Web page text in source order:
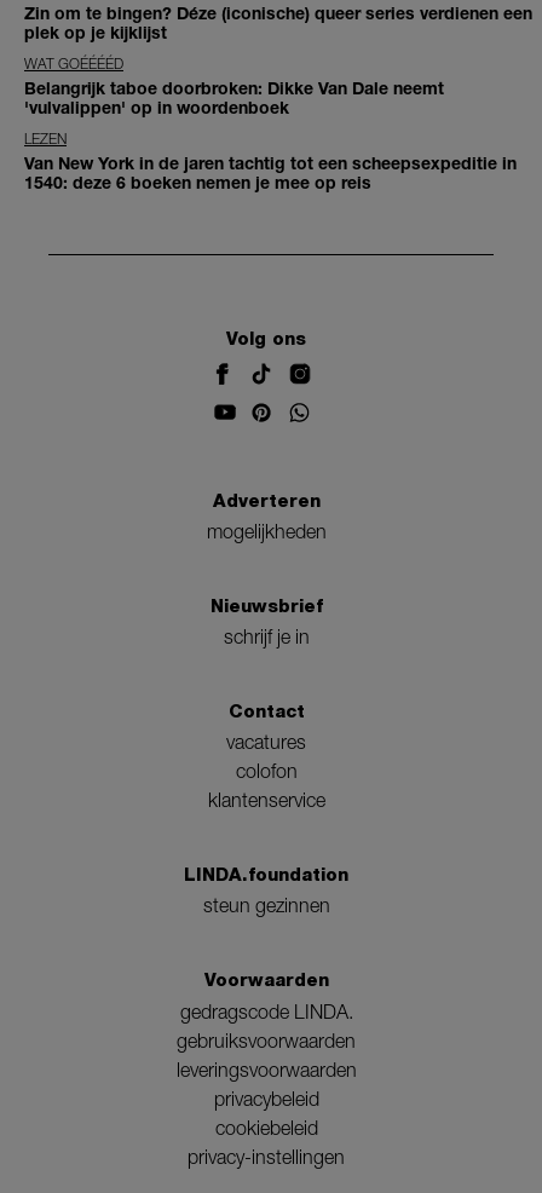
Zin om te bingen? Déze (iconische) queer series verdienen een
plek op je kijklijst
WAT GOÉÉÉÉD
Belangrijk taboe doorbroken: Dikke Van Dale neemt
'vulvalippen' op in woordenboek
LEZEN
Van New York in de jaren tachtig tot een scheepsexpeditie in
1540: deze 6 boeken nemen je mee op reis
Volg ons
Adverteren
mogelijkheden
Nieuwsbrief
schrijf je in
Contact
vacatures
colofon
klantenservice
LINDA.foundation
steun gezinnen
Voorwaarden
gedragscode LINDA.
gebruiksvoorwaarden
leveringsvoorwaarden
privacybeleid
cookiebeleid
privacy-instellingen